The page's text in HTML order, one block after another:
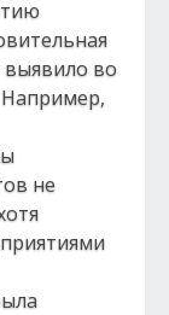
выявило во
не